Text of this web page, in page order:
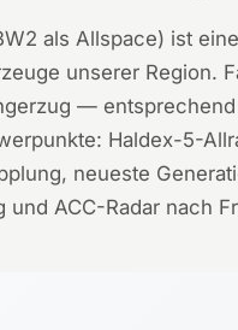
als Allspace) ist
unserer Region.
—
Haldex-5-
neueste
und ACC-Radar nach